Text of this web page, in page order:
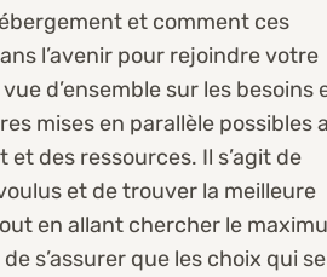
et comment ces
l’avenir pour rejoindre votre
d’ensemble sur les besoins
mises en parallèle possibles
des ressources. Il s’agit de
et de trouver la meilleure
en allant chercher le
s’assurer que les choix qui